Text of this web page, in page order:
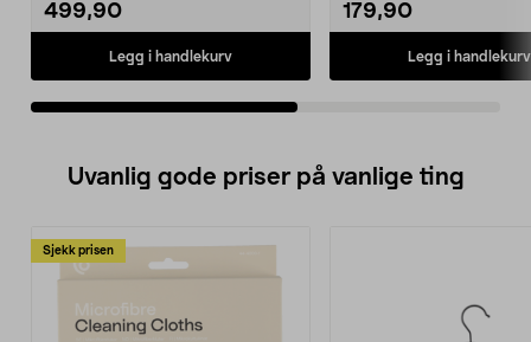
499,90
Legg i handlekurv
179,90
Legg i handlekurv
Uvanlig gode priser på vanlige ting
Sjekk prisen